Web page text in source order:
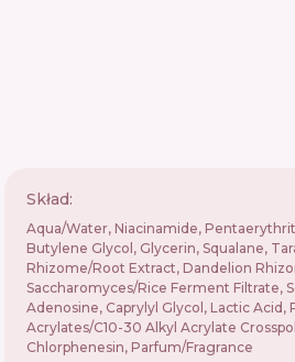
Skład:
Aqua/​Water, Niacinamide,
Butylene Glycol, Glycerin, Squalane,
Rhizome/​Root Extract, Dandelion
Saccharomyces/​Rice Ferment Filtrate,
Adenosine, Caprylyl Glycol, Lactic Acid,
Acrylates/​C10-30 Alkyl Acrylate
Chlorphenesin, Parfum/​Fragrance